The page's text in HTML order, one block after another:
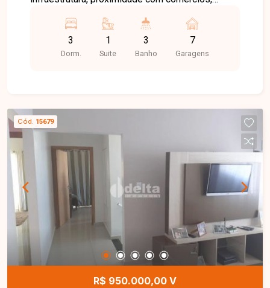
principais vias da cidade. O imóvel possui
aproximadamente 210 m² de área construída em
terreno de 300 m², composto por sala ampla em
armários e cooktop, área de serviço, sacada e 2
vagas de garagem. Conta ainda com varanda
ampla com jardim e portão eletrônico,
proporcionando mais conforto e praticidade.
Entre em contato com a equipe da Delta Imóveis
e agende sua visita para conhecer essa
oportunidade.
3
Dorm.
1
Suite
3
Banho
7
Garagens
Cód. 15679
R$ 950.000,00 V